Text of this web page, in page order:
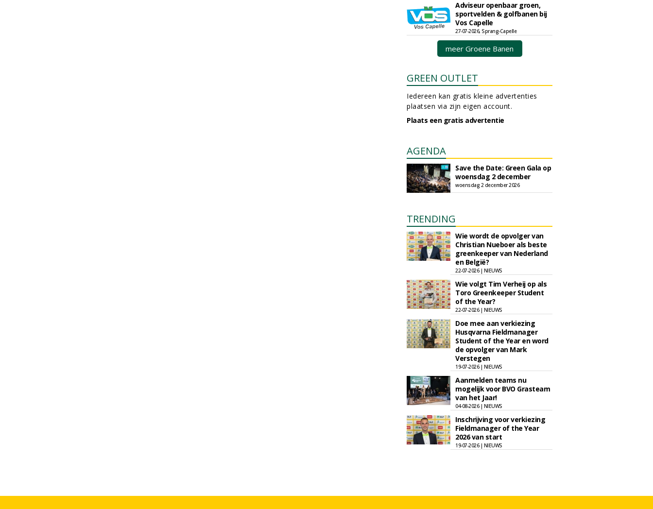
Adviseur openbaar groen,
sportvelden & golfbanen bij
Vos Capelle
27-07-2026, Sprang-Capelle
meer Groene Banen
GREEN OUTLET
Iedereen kan gratis kleine advertenties
plaatsen via zijn eigen account.
Plaats een gratis advertentie
AGENDA
Save the Date: Green Gala op
woensdag 2 december
woensdag 2 december 2026
TRENDING
Wie wordt de opvolger van
Christian Nueboer als beste
greenkeeper van Nederland
en België?
22-07-2026 | NIEUWS
Wie volgt Tim Verheij op als
Toro Greenkeeper Student
of the Year?
22-07-2026 | NIEUWS
Doe mee aan verkiezing
Husqvarna Fieldmanager
Student of the Year en word
de opvolger van Mark
Verstegen
19-07-2026 | NIEUWS
Aanmelden teams nu
mogelijk voor BVO Grasteam
van het Jaar!
04-08-2026 | NIEUWS
Inschrijving voor verkiezing
Fieldmanager of the Year
2026 van start
19-07-2026 | NIEUWS